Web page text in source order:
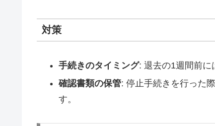
対策
手続きのタイミング: 退去の1週間前に
確認書類の保管: 停止手続きを行った
す。